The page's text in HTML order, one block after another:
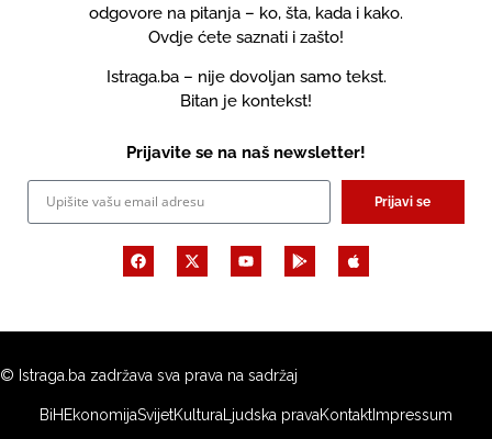
odgovore na pitanja – ko, šta, kada i kako.
Ovdje ćete saznati i zašto!
Istraga.ba – nije dovoljan samo tekst.
Bitan je kontekst!
Prijavite se na naš newsletter!
Prijavi se
© Istraga.ba zadržava sva prava na sadržaj
BiHEkonomijaSvijetKulturaLjudska pravaKontaktImpressum